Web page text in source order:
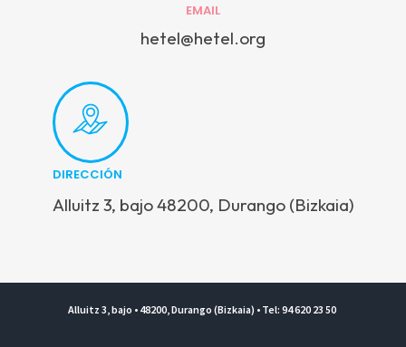
EMAIL
hetel@hetel.org
DIRECCIÓN
Alluitz 3, bajo 48200, Durango (Bizkaia)
Alluitz 3, bajo • 48200, Durango (Bizkaia) • Tel: 94 620 23 50